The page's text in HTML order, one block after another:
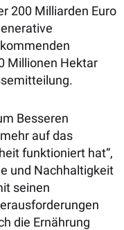
200 Milliarden Euro
Millionen Hektar
Besseren
auf das
funktioniert hat“,
und Nachhaltigkeit
seinen
die Ernährung